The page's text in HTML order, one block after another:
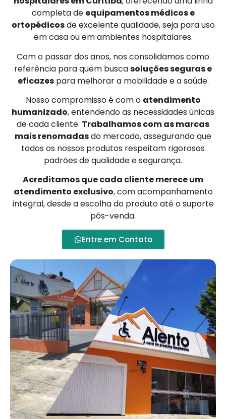
completa de equipamentos médicos e
ortopédicosde excelente qualidade, seja para uso
em casa ou em ambientes hospitalares.
Com o passar dos anos, nos consolidamos como
referência para quem buscasoluções seguras e
eficazespara melhorar a mobilidade e a saúde.
Nosso compromisso é com o atendimento
humanizado, entendendo as necessidades únicas
de cada cliente. Trabalhamos com as marcas
mais renomadasdo mercado, assegurando que
todos os nossos produtos respeitam rigorosos
padrões de qualidade e segurança.
Acreditamos que cada cliente merece um
atendimento exclusivo, com acompanhamento
integral, desde a escolha do produto até o suporte
pós-venda.
Entre em Contato